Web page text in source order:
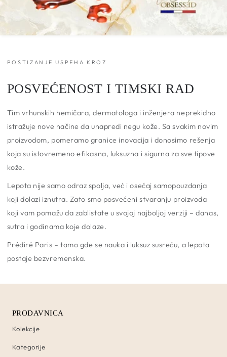
POSTIZANJE USPEHA KROZ
POSVEĆENOST I TIMSKI RAD
Tim vrhunskih hemičara, dermatologa i inženjera neprekidno
istražuje nove načine da unapredi negu kože. Sa svakim novim
proizvodom, pomeramo granice inovacija i donosimo rešenja
koja su istovremeno efikasna, luksuzna i sigurna za sve tipove
kože.
Lepota nije samo odraz spolja, već i osećaj samopouzdanja
koji dolazi iznutra. Zato smo posvećeni stvaranju proizvoda
koji vam pomažu da zablistate u svojoj najboljoj verziji – danas,
sutra i godinama koje dolaze.
Prédiré Paris – tamo gde se nauka i luksuz susreću, a lepota
postaje bezvremenska.
PRODAVNICA
Kolekcije
Kategorije